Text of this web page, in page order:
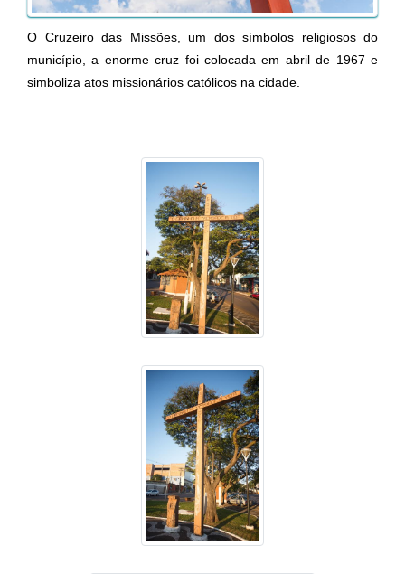
O Cruzeiro das Missões, um dos símbolos religiosos do
município, a enorme cruz foi colocada em abril de 1967 e
simboliza atos missionários católicos na cidade.